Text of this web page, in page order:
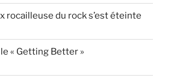
rocailleuse du rock s’est éteinte
« Getting Better »